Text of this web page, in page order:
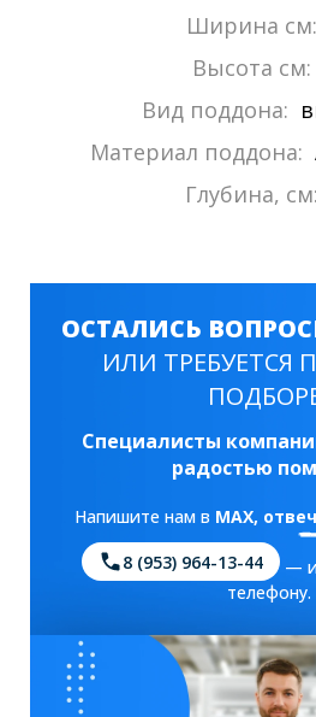
Ширина см:
Высота см:
Вид поддона:
Материал поддона:
Глубина, см:
ОСТАЛИСЬ
ИЛИ ТРЕБУЕТСЯ
Специалисты
радостью
Напишите нам в MAX,
8 (953) 964-13-44
—
телефону.